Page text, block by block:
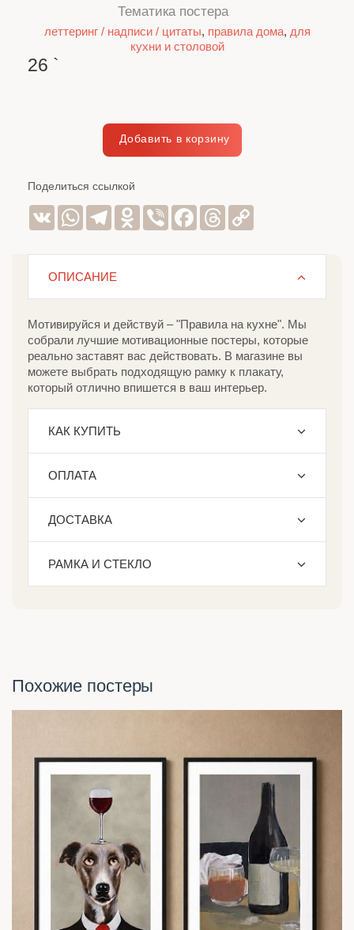
Тематика постера
леттеринг / надписи / цитаты, правила дома, для
кухни и столовой
26 `
Поделиться ссылкой
VK WhatsAppTelegramOdnoklassniki
Viber Facebook
Threads
ОПИСАНИЕ
Мотивируйся и действуй – "Правила на кухне". Мы
собрали лучшие мотивационные постеры, которые
реально заставят вас действовать. В магазине вы
можете выбрать подходящую рамку к плакату,
который отлично впишется в ваш интерьер.
КАК КУПИТЬ
ОПЛАТА
ДОСТАВКА
РАМКА И СТЕКЛО
Похожие постеры